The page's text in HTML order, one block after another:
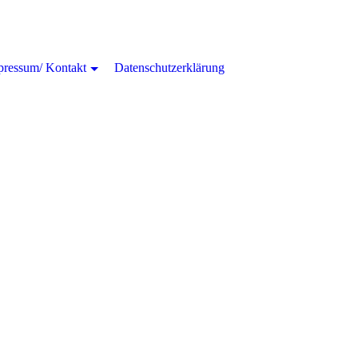
Kontakt Datenschutzerklärung